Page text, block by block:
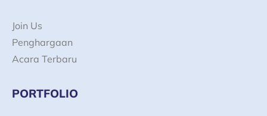
Join Us
Penghargaan
Acara Terbaru
PORTFOLIO